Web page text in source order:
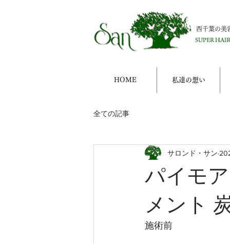
西千葉の美
HOME 私達の想い
全ての記事
パイモ
メント
サロンド・サン
施術前